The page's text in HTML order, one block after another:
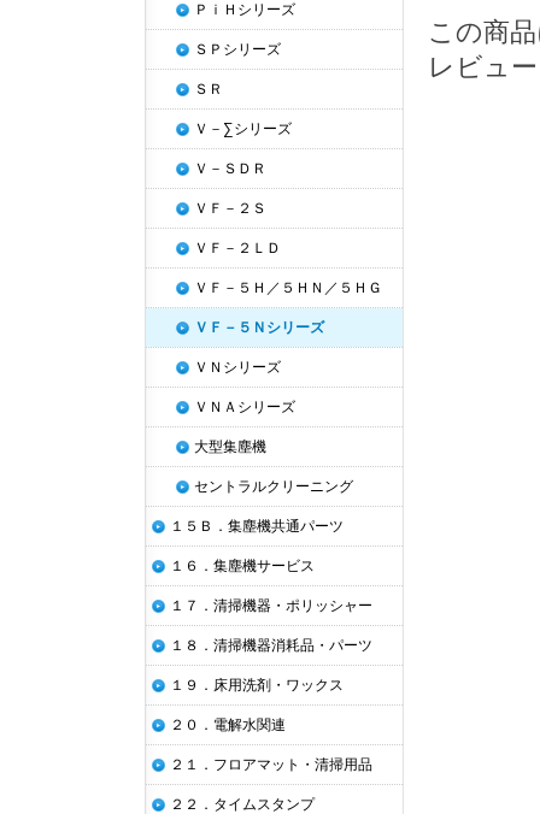
この商
レビュ
ＰｉＨシリーズ
ＳＰシリーズ
ＳＲ
Ｖ－∑シリーズ
Ｖ－ＳＤＲ
ＶＦ－２Ｓ
ＶＦ－２ＬＤ
ＶＦ－５Ｈ／５ＨＮ／５ＨＧ
ＶＦ－５Ｎシリーズ
ＶＮシリーズ
ＶＮＡシリーズ
大型集塵機
セントラルクリーニング
１５Ｂ．集塵機共通パーツ
１６．集塵機サービス
１７．清掃機器・ポリッシャー
１８．清掃機器消耗品・パーツ
１９．床用洗剤・ワックス
２０．電解水関連
２１．フロアマット・清掃用品
２２．タイムスタンプ